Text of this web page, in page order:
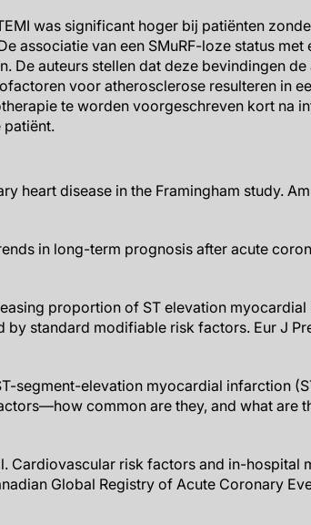
was significant hoger bij patiënten
associatie van een SMuRF-loze status
De auteurs stellen dat deze bevindingen de
voor atherosclerose resulteren in
te worden voorgeschreven kort na
patiënt.
heart disease in the Framingham study.
in long-term prognosis after acute
proportion of ST elevation
standard modifiable risk factors. Eur J
segment-elevation myocardial infarction
common are they, and what are
Cardiovascular risk factors and in-hospital
Global Registry of Acute Coronary